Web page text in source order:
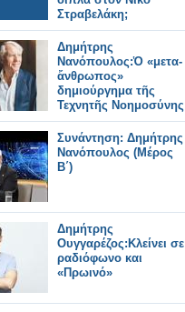
Στραβελάκη;
Δημήτρης
Νανόπουλος:Ὁ «μετα-
ἄνθρωπος»
δημιούργημα τῆς
Τεχνητῆς Νοημοσύνης
Συνάντηση: Δημήτρης
Νανόπουλος (Μέρος
Β΄)
Δημήτρης
Ουγγαρέζος:Κλείνει σε
ραδιόφωνο και
«Πρωινό»